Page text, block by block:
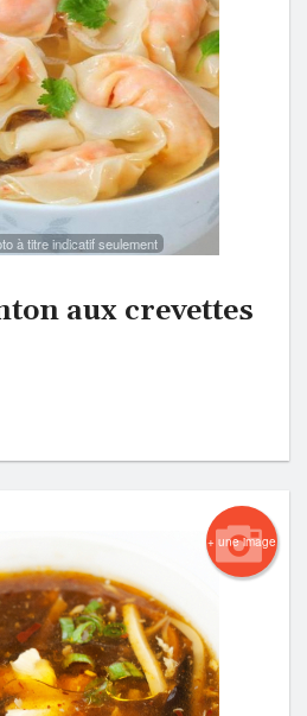
Rechercher
à titre indicatif seulement
aux crevettes
+ une image